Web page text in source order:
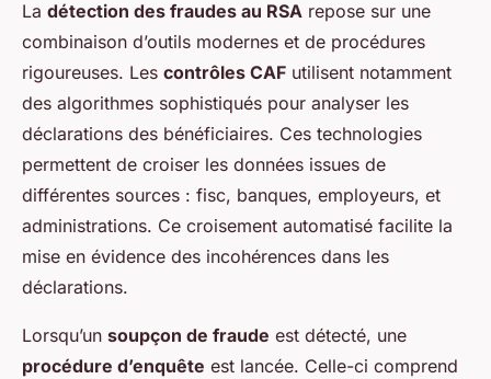
La détection des fraudes au RSA repose sur une
combinaison d’outils modernes et de procédures
rigoureuses. Les contrôles CAF utilisent notamment
des algorithmes sophistiqués pour analyser les
déclarations des bénéficiaires. Ces technologies
permettent de croiser les données issues de
différentes sources : fisc, banques, employeurs, et
administrations. Ce croisement automatisé facilite la
mise en évidence des incohérences dans les
déclarations.
Lorsqu’un soupçon de fraude est détecté, une
procédure d’enquête est lancée. Celle-ci comprend